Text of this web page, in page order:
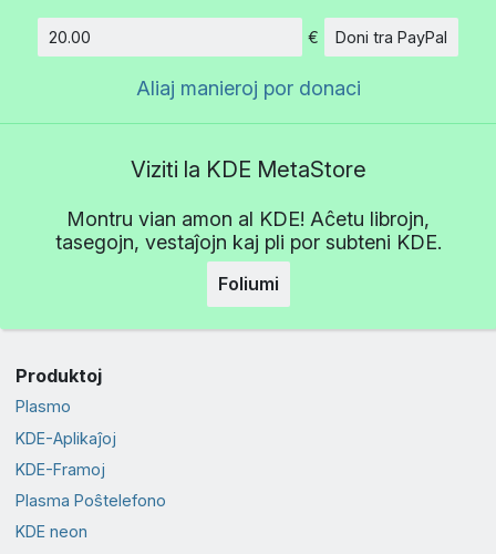
€ Doni tra PayPal
Aliaj manieroj por donaci
Viziti la KDE MetaStore
Montru vian amon al KDE! Aĉetu librojn,
tasegojn, vestaĵojn kaj pli por subteni KDE.
Foliumi
Produktoj
Plasmo
KDE-Aplikaĵoj
KDE-Framoj
Plasma Poŝtelefono
KDE neon